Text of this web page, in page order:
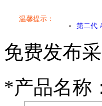
温馨提示：
乐道
第二代
免费发布
*产品名称